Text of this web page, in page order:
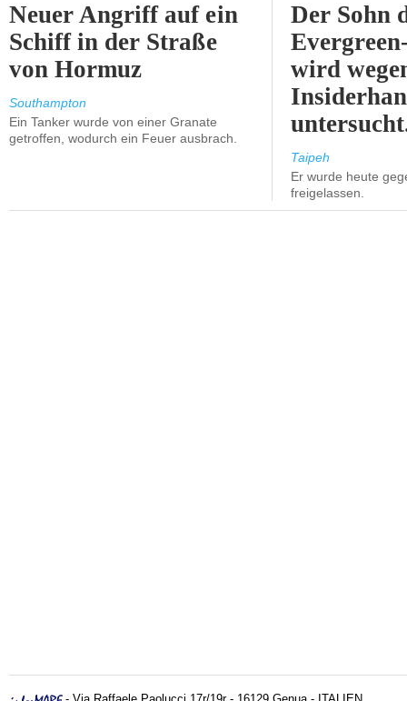
Neuer Angriff auf ein
Schiff in der Straße
von Hormuz
Southampton
Ein Tanker wurde von einer Granate
getroffen, wodurch ein Feuer ausbrach.
Der Sohn
wird
Taipeh
Er wurde heute
freigelassen.